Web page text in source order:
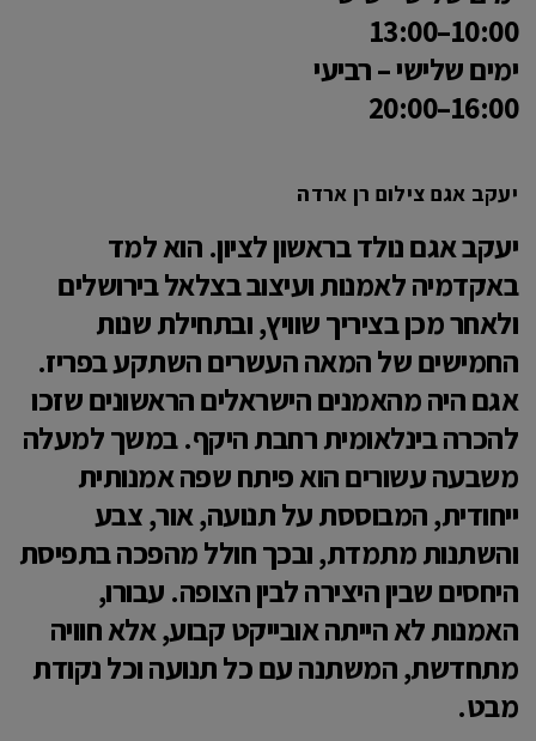
10:00–13:00
ימים שלישי – רביעי
16:00–20:00
יעקב אגם צילום רן ארדה
יעקב אגם נולד בראשון לציון. הוא למד
באקדמיה לאמנות ועיצוב בצלאל בירושלים
ולאחר מכן בציריך שוויץ, ובתחילת שנות
החמישים של המאה העשרים השתקע בפריז.
אגם היה מהאמנים הישראלים הראשונים שזכו
להכרה בינלאומית רחבת היקף. במשך למעלה
משבעה עשורים הוא פיתח שפה אמנותית
ייחודית, המבוססת על תנועה, אור, צבע
והשתנות מתמדת, ובכך חולל מהפכה בתפיסת
היחסים שבין היצירה לבין הצופה. עבורו,
האמנות לא הייתה אובייקט קבוע, אלא חוויה
מתחדשת, המשתנה עם כל תנועה וכל נקודת
מבט.